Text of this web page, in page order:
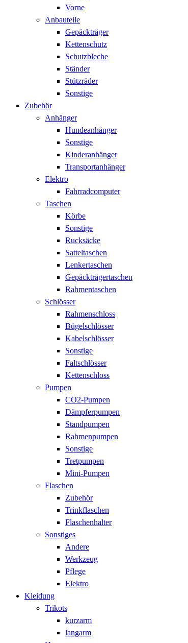
Vorne
Anbauteile
Gepäckträger
Kettenschutz
Schutzbleche
Ständer
Stützräder
Sonstige
Zubehör
Anhänger
Hundeanhänger
Sonstige
Kinderanhänger
Transportanhänger
Elektro
Fahrradcomputer
Taschen
Körbe
Sonstige
Rucksäcke
Satteltaschen
Lenkertaschen
Gepäckträgertaschen
Rahmentaschen
Schlösser
Rahmenschloss
Bügelschlösser
Kabelschlösser
Sonstige
Faltschlösser
Kettenschloss
Pumpen
CO2-Pumpen
Dämpferpumpen
Standpumpen
Rahmenpumpen
Sonstige
Tretpumpen
Mini-Pumpen
Flaschen
Zubehör
Trinkflaschen
Flaschenhalter
Sonstiges
Andere
Werkzeug
Pflege
Elektro
Kleidung
Trikots
kurzarm
langarm